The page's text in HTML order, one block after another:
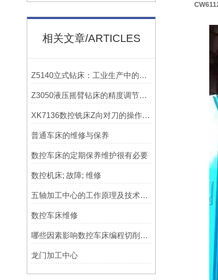
相关文章/ARTICLES
Z5140立式钻床：工业生产中的得力助手
Z3050液压摇臂钻床的精度调节与稳定性提升
XK7136数控铣床Z向对刀的操作方法
普通车床的维修与保养
数控车床的定期保养维护很有必要
数控机床; 故障; 维修
五轴加工中心的工作原理及技术优势
数控车床维修
哪些因素影响数控车床编程切削量？
龙门加工中心